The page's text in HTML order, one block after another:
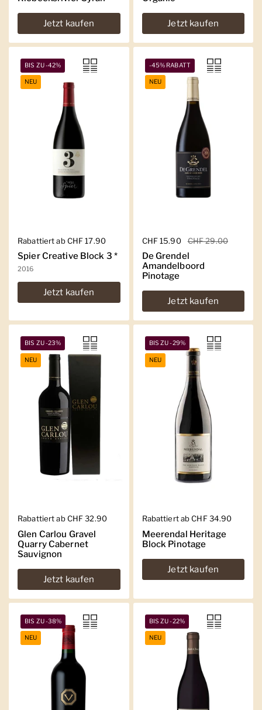
Jetzt kaufen Jetzt kaufen
Regulärer Preis
Rabattiert ab CHF 17.90
Spier Creative Block 3 *
2016
Jetzt kaufen
BIS ZU -42%
NEU
Regulärer Preis
CHF 15.90 Sale-Preis
CHF 29.00
De Grendel
Amandelboord
Pinotage
Jetzt kaufen
-45% RABATT
NEU
Regulärer Preis
Rabattiert ab CHF 32.90
Glen Carlou Gravel
Quarry Cabernet
Sauvignon
Jetzt kaufen
BIS ZU -23%
NEU
Regulärer Preis
Rabattiert ab CHF 34.90
Meerendal Heritage
Block Pinotage
Jetzt kaufen
BIS ZU -29%
NEU
BIS ZU -38%
NEU
BIS ZU -22%
NEU